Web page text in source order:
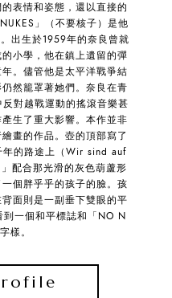
表情和姿態，還以直接的
」（不要核子）是他
出生於1959年的奈良曾就
小學，他在鎮上遺留的彈
。儘管他是太平洋戰爭結
然籠罩著她們。奈良在青
對越戰運動的搖滾音樂甚
生了重大影響。本作並非
畫的作品。壺的頂部寫了
年的路途上（Wir sind auf
配合那光滑的灰色葫蘆形
個胖乎乎的孩子的臉。孩
面則是一副垂下雙眼的平
一個和平標誌和「NO N
樣。